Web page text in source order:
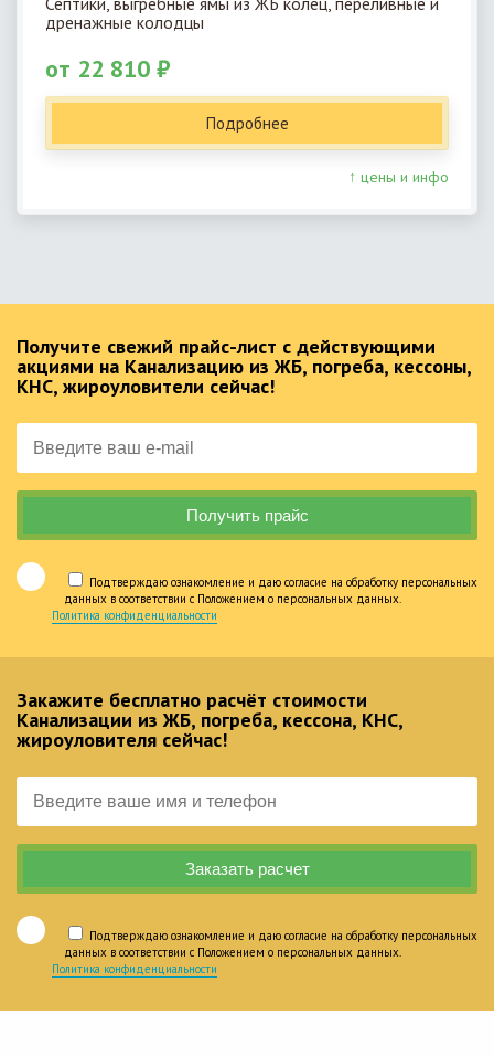
дренажные колодцы
от 22 810 ₽
Подробнее
↑ цены и инфо
Получите свежий прайс-лист с действующими
акциями на Канализацию из ЖБ, погреба, кессоны,
КНС, жироуловители сейчас!
Подтверждаю ознакомление и даю согласие на обработку персональных
данных в соответствии с Положением о персональных данных.
Политика конфиденциальности
Закажите бесплатно расчёт стоимости
Канализации из ЖБ, погреба, кессона, КНС,
жироуловителя сейчас!
Подтверждаю ознакомление и даю согласие на обработку персональных
данных в соответствии с Положением о персональных данных.
Политика конфиденциальности